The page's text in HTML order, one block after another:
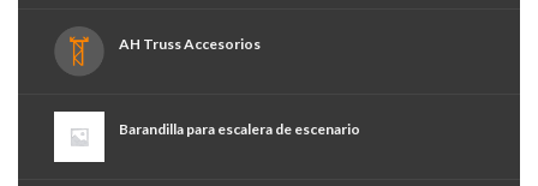
AH Truss Accesorios
Barandilla para escalera de escenario